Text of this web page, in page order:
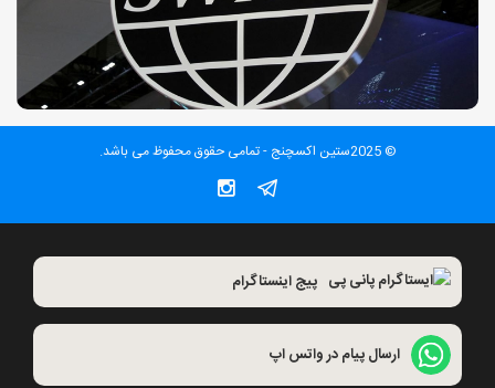
© 2025ستین اکسچنج - تمامی حقوق محفوظ می باشد.
پیج اینستاگرام
ارسال پیام در واتس اپ